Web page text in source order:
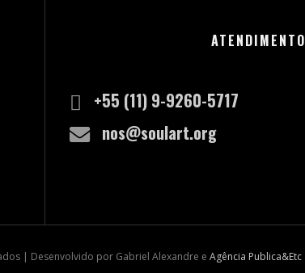
ATENDIMENTO
+55 (11) 9-9260-5717
nos@soulart.org
| Desenvolvido por Gabriel Alexandre e Agência Publica&Etc